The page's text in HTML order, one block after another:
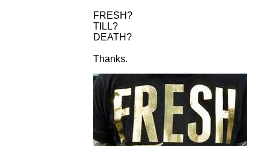
FRESH?
TILL?
DEATH?
Thanks.